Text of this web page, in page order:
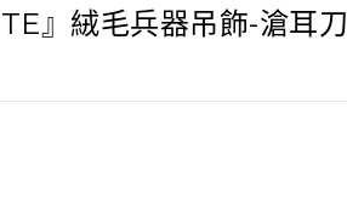
』絨毛兵器吊飾-滄耳刀